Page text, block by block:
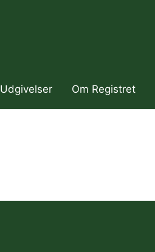
Udgivelser Om Registret